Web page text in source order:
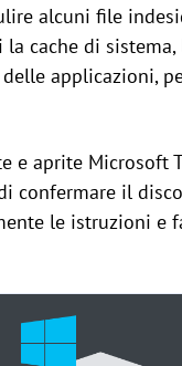
alcuni file
cache di sistema,
applicazioni,
e aprite Microsoft
confermare il
le istruzioni e